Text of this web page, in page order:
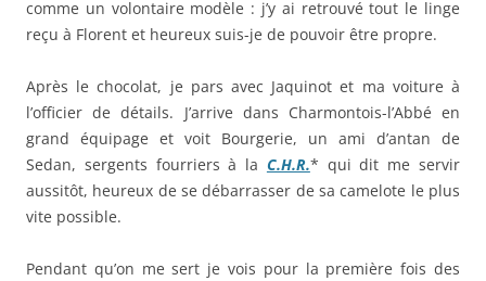
comme un volontaire modèle : j’y ai retrouvé tout le linge
reçu à Florent et heureux suis-je de pouvoir être propre.
Après le chocolat, je pars avec Jaquinot et ma voiture à
l’officier de détails. J’arrive dans Charmontois-l’Abbé en
grand équipage et voit Bourgerie, un ami d’antan de
Sedan, sergents fourriers à la C.H.R.* qui dit me servir
aussitôt, heureux de se débarrasser de sa camelote le plus
vite possible.
Pendant qu’on me sert je vois pour la première fois des